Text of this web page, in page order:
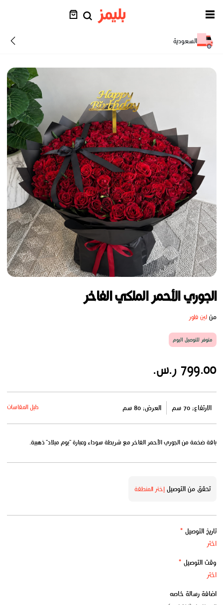
السعودية
الجوري الأحمر الملكي الفاخر
منلين فلور
متوفر للتوصيل اليوم
799.00 ر.س.
الارتفاع: 70 سم العرض: 80 سم دليل المقاسات
باقة ضخمة من الجوري الأحمر الفاخر مع شريطة سوداء وعبارة "يوم ميلاد" ذهبية.
تحقق من التوصيلإختر المنطقة
تاريخ التوصيل *
وقت التوصيل *
اضافة رسالة خاصه